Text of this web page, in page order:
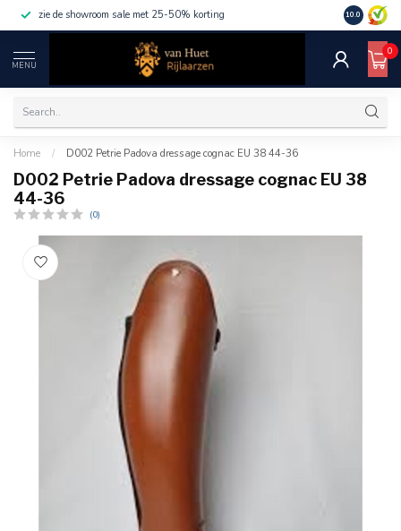
zie de showroom sale met 25-50% korting 10.0
MENU
0
Home / D002 Petrie Padova dressage cognac EU 38 44-36
D002 Petrie Padova dressage cognac EU 38
44-36
(0)